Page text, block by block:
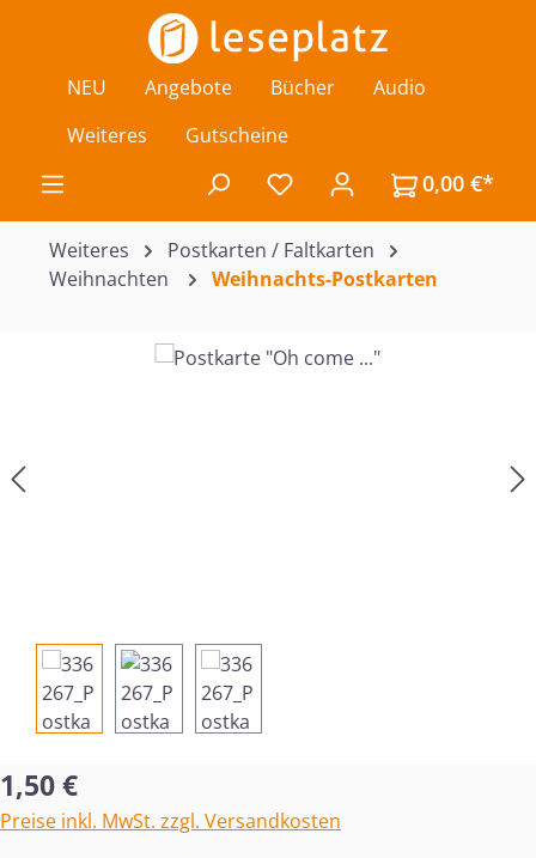
Zum Hauptinhalt springen
NEU Angebote Bücher
Audio
Weiteres
Gutscheine
Du hast 0 Produkte auf
0,00 €*
Weiteres
Postkarten / Faltkarten
Weihnachten
Weihnachts-Postkarten
Bildergalerie überspringen
Regulärer Preis:
1,50 €
Preise inkl. MwSt. zzgl. Versandkosten